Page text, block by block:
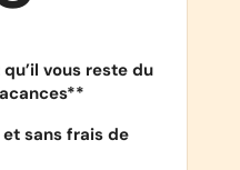
vous reste du
sans frais de